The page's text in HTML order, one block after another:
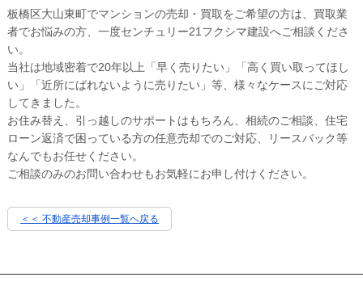
板橋区大山東町でマンションの売却・買取をご希望の方は、買取業
者でお悩みの方、一度センチュリー21フクシマ建設へご相談くださ
い。
当社は地域密着で20年以上「早く売りたい」「高く買い取ってほし
い」「近所にばれないように売りたい」等、様々なケースにご対応
してきました。
お住み替え、引っ越しのサポートはもちろん、相続のご相談、住宅
ローン返済で困っている方の任意売却でのご対応、リースバック等
なんでもお任せください。
ご相談のみのお問い合わせもお気軽にお申し付けください。
＜＜ 不動産売却事例一覧へ戻る